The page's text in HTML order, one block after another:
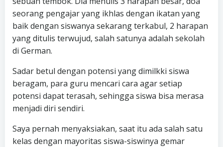
seorang pengajar yang ikhlas dengan ikatan yang
baik dengan siswanya sekarang terkabul, 2 harapan
yang ditulis terwujud, salah satunya adalah sekolah
di German.
Sadar betul dengan potensi yang dimilkki siswa
beragam, para guru mencari cara agar setiap
potensi dapat terasah, sehingga siswa bisa merasa
menjadi diri sendiri.
Saya pernah menyaksiakan, saat itu ada salah satu
kelas dengan mayoritas siswa-siswinya gemar